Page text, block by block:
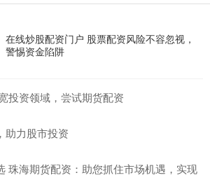
在线炒股配资门户 股票配资风险不容忽视，
警惕资金陷阱
投资领域，尝试期货配资
助力股市投资
珠海期货配资：助您抓住市场机遇，实现